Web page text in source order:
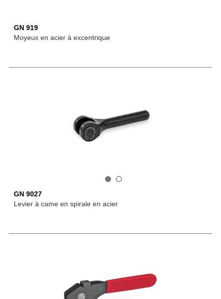
GN 919
Moyeux en acier à excentrique
GN 9027
Levier à came en spirale en acier